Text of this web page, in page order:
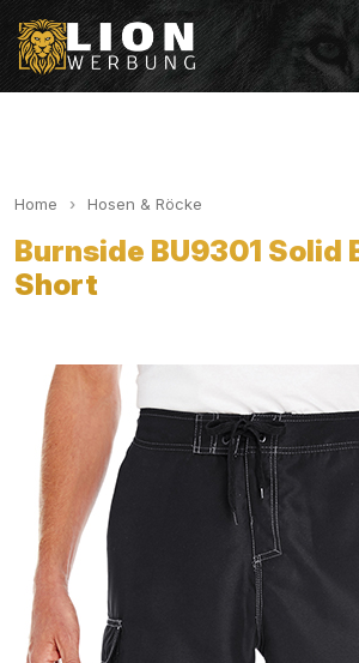
Home Hosen & Röcke
Burnside BU9301 Solid
Short